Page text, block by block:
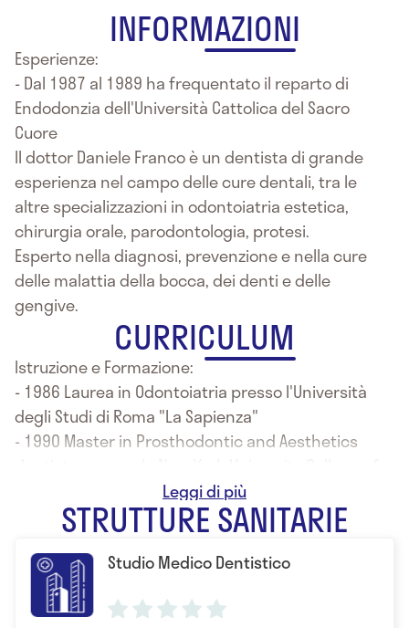
INFORMAZIONI
Esperienze:
- Dal 1987 al 1989 ha frequentato il reparto di
Endodonzia dell'Università Cattolica del Sacro
Cuore
Il dottor Daniele Franco è un dentista di grande
esperienza nel campo delle cure dentali, tra le
altre specializzazioni in odontoiatria estetica,
chirurgia orale, parodontologia, protesi.
Esperto nella diagnosi, prevenzione e nella cure
delle malattia della bocca, dei denti e delle
gengive.
CURRICULUM
Istruzione e Formazione:
- 1986 Laurea in Odontoiatria presso l'Università
degli Studi di Roma "La Sapienza"
- 1990 Master in Prosthodontic and Aesthetics
Dentistry for postgraduates
- Corsi di Endodonzia pratica con la tecnica
THERMAFILL che tuttora utilizza nella pratica
quotidiana
- Dal 2000 numerosi corsi teorico-pratici di
Implantologia Osteoconnessa
STRUTTURE SANITARIE
Studio Medico Dentistico